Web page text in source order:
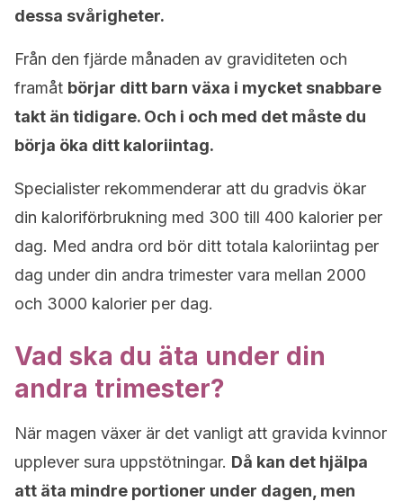
dessa svårigheter.
Från den fjärde månaden av graviditeten och
framåt börjar ditt barn växa i mycket snabbare
takt än tidigare. Och i och med det måste du
börja öka ditt kaloriintag.
Specialister rekommenderar att du gradvis ökar
din kaloriförbrukning med 300 till 400 kalorier per
dag. Med andra ord bör ditt totala kaloriintag per
dag under din andra trimester vara mellan 2000
och 3000 kalorier per dag.
Vad ska du äta under din
andra trimester?
När magen växer är det vanligt att gravida kvinnor
upplever sura uppstötningar. Då kan det hjälpa
att äta mindre portioner under dagen, men